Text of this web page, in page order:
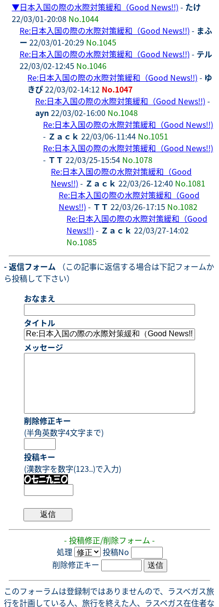
▼日本入国の際の水際対策緩和（Good News!!) - たけ
22/03/01-20:08 No.1044
Re:日本入国の際の水際対策緩和（Good News!!) - まふ
ー 22/03/01-20:29 No.1045
Re:日本入国の際の水際対策緩和（Good News!!) - テル
22/03/02-12:45 No.1046
Re:日本入国の際の水際対策緩和（Good News!!) - ゆ
きぴ22/03/02-14:12 No.1047
Re:日本入国の際の水際対策緩和（Good News!!) -
ayn 22/03/02-16:00 No.1048
Re:日本入国の際の水際対策緩和（Good News!!)
- Ｚａｃｋ 22/03/06-11:44 No.1051
Re:日本入国の際の水際対策緩和（Good News!!)
- ＴＴ 22/03/25-15:54 No.1078
Re:日本入国の際の水際対策緩和（Good
News!!) - Ｚａｃｋ 22/03/26-12:40 No.1081
Re:日本入国の際の水際対策緩和（Good
News!!) - ＴＴ 22/03/26-17:15 No.1082
Re:日本入国の際の水際対策緩和（Good
News!!) - Ｚａｃｋ 22/03/27-14:02
No.1085
- 返信フォーム （この記事に返信する場合は下記フォームか
ら投稿して下さい）
おなまえ
タイトル
メッセージ
削除修正キー
(半角英数字4文字まで)
投稿キー
(漢数字を数字(123..)で入力)
- 投稿修正/削除フォーム -
処理
投稿No
削除修正キー
このフォーラムは登録制ではありませんので、ラスベガス旅
行を計画している人、旅行を終えた人、ラスベガス在住者な